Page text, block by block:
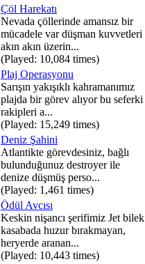
Çöl Harekatı
Nevada çöllerinde amansız bir
mücadele var düşman kuvvetleri
akın akın üzerin...
(Played: 10,084 times)
Plaj Operasyonu
Sarışın yakışıklı kahramanımız
plajda bir görev alıyor bu seferki
rakipleri a...
(Played: 15,249 times)
Deniz Şahini
Atlantikte görevdesiniz, bağlı
bulunduğunuz destroyer ile
denize düşmüş perso...
(Played: 1,461 times)
Ödül Avcısı
Keskin nişancı şerifimiz Jet bilek
kasabada huzur bırakmayan,
heryerde aranan...
(Played: 10,443 times)